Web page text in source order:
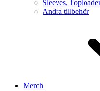
Sleeves,
Andra tillbehör
Merch